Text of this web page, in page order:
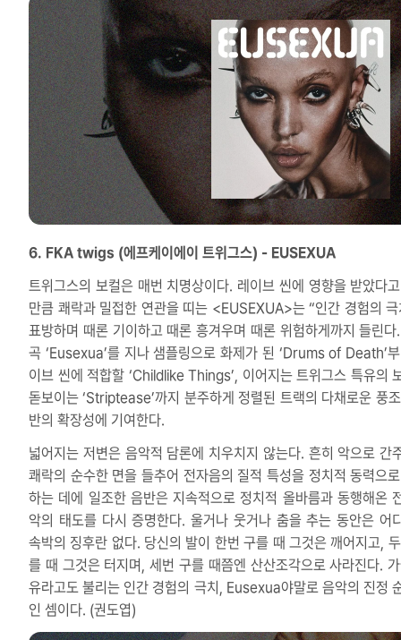
6. FKA twigs (에프케이에이 트위그스) - EUSEXUA
트위그스의 보컬은 매번 치명상이다. 레이브 씬에 영향을 받았다
만큼 쾌락과 밀접한 연관을 띠는 <EUSEXUA>는 “인간 경험의 극
표방하며 때론 기이하고 때론 흥겨우며 때론 위험하게까지 들린다
곡 ‘Eusexua’를 지나 샘플링으로 화제가 된 ‘Drums of Death’
이브 씬에 적합할 ‘Childlike Things’, 이어지는 트위그스 특유의
돋보이는 ‘Striptease’까지 분주하게 정렬된 트랙의 다채로운 풍
반의 확장성에 기여한다.
넓어지는 저변은 음악적 담론에 치우치지 않는다. 흔히 악으로 간
쾌락의 순수한 면을 들추어 전자음의 질적 특성을 정치적 동력으
하는 데에 일조한 음반은 지속적으로 정치적 올바름과 동행해온
악의 태도를 다시 증명한다. 울거나 웃거나 춤을 추는 동안은 어
속박의 징후란 없다. 당신의 발이 한번 구를 때 그것은 깨어지고,
를 때 그것은 터지며, 세번 구를 때쯤엔 산산조각으로 사라진다.
유라고도 불리는 인간 경험의 극치, Eusexua야말로 음악의 진정
인 셈이다. (권도엽)